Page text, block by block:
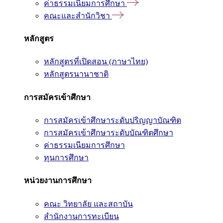
ค่าธรรมเนียมการศึกษา
คณะและสำนักวิชา
หลักสูตร
หลักสูตรที่เปิดสอน (ภาษาไทย)
หลักสูตรนานาชาติ
การสมัครเข้าศึกษา
การสมัครเข้าศึกษาระดับปริญญาบัณฑิต
การสมัครเข้าศึกษาระดับบัณฑิตศึกษา
ค่าธรรมเนียมการศึกษา
ทุนการศึกษา
หน่วยงานการศึกษา
คณะ วิทยาลัย และสถาบัน
สำนักงานการทะเบียน